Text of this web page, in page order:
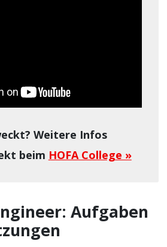
Weitere Infos
beim HOFA College »
Aufgaben